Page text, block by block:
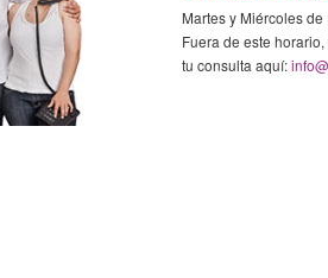
Martes y Miércoles
Fuera de este
tu consulta aquí: